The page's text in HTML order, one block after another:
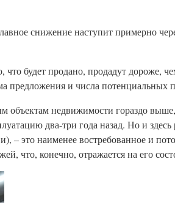
снижение наступит примерно
будет продано, продадут дороже,
предложения и числа потенциальных
объектам недвижимости гораздо
два-три года назад. Но и здесь
– это наименее востребованное и
что, конечно, отражается на его